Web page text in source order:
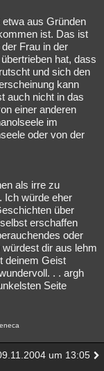
aus Gründen
ist. Das ist
Frau in der
hat, dass
und sich den
kann
auch nicht in das
einer anderen
im
oder von der
als irre zu
Ich würde eher
über
erschaffen
oder
dir aus lehm
deinem Geist
. . argh
Seite
um 13:05